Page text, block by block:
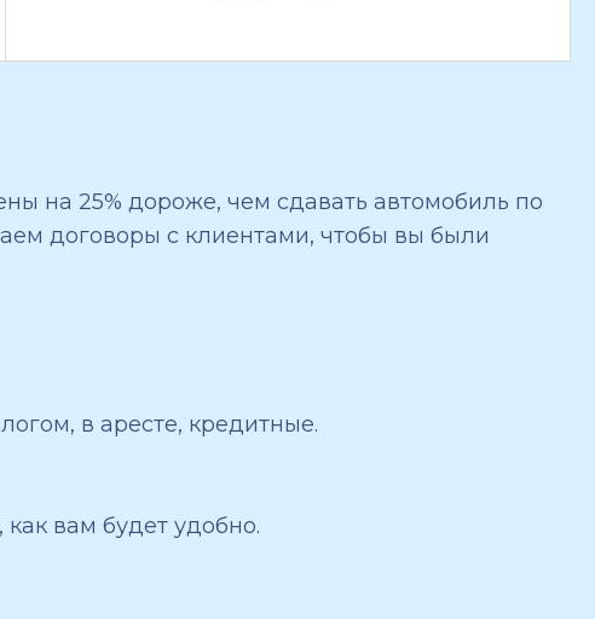
на 25% дороже, чем сдавать автомобиль по
договоры с клиентами, чтобы вы были
в аресте, кредитные.
вам будет удобно.